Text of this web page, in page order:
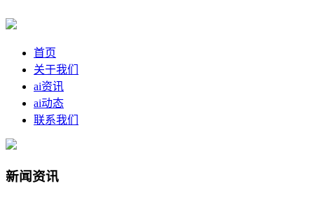
首页
关于我们
ai资讯
ai动态
联系我们
新闻资讯